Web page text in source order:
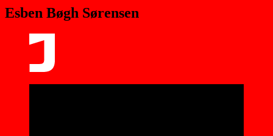
Esben Bøgh Sørensen